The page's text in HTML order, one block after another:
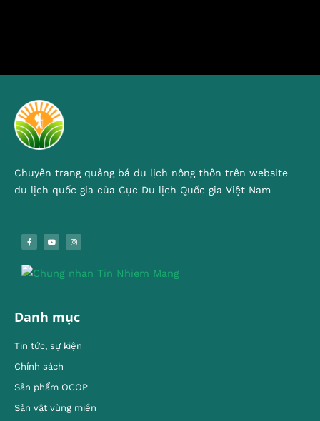
Chuyên trang quảng bá du lịch nông thôn trên website
du lịch quốc gia của Cục Du lịch Quốc gia Việt Nam
Danh mục
Tin tức, sự kiện
Chính sách
Sản phẩm OCOP
Sản vật vùng miền